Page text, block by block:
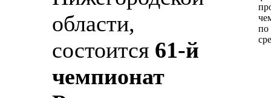
области,
состоится 61-й
чемпионат
по